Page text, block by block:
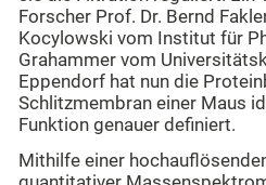
Forscher Prof. Dr. Bernd
Kocylowski vom Institut für
Grahammer vom
Eppendorf hat nun die
Schlitzmembran einer Maus
Funktion genauer definiert.
Mithilfe einer